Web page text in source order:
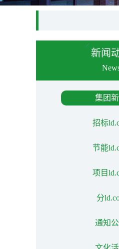
新闻
集团
招标
节能
项目
分
通知